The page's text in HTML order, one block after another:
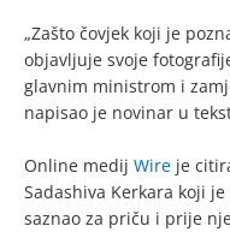
„Zašto čovjek koji je
objavljuje svoje
glavnim ministrom i
napisao je novinar u
Online medij Wire je
Sadashiva Kerkara koji
saznao za priču i prije